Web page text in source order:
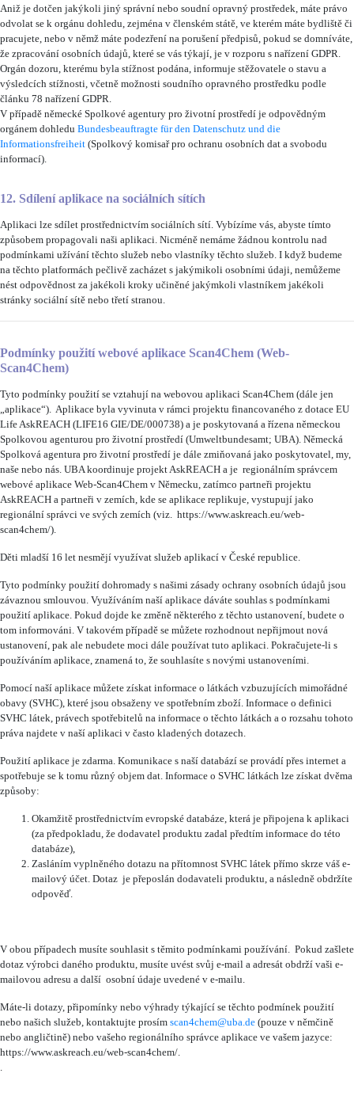
Aniž je dotčen jakýkoli jiný správní nebo soudní opravný prostředek, máte právo
odvolat se k orgánu dohledu, zejména v členském státě, ve kterém máte bydliště či
pracujete, nebo v němž máte podezření na porušení předpisů, pokud se domníváte,
že zpracování osobních údajů, které se vás týkají, je v rozporu s nařízení GDPR.
Orgán dozoru, kterému byla stížnost podána, informuje stěžovatele o stavu a
výsledcích stížnosti, včetně možnosti soudního opravného prostředku podle
článku 78 nařízení GDPR.
V případě německé Spolkové agentury pro životní prostředí je odpovědným
orgánem dohledu Bundesbeauftragte für den Datenschutz und die
Informationsfreiheit (Spolkový komisař pro ochranu osobních dat a svobodu
informací).
12. Sdílení aplikace na sociálních sítích
Aplikaci lze sdílet prostřednictvím sociálních sítí. Vybízíme vás, abyste tímto
způsobem propagovali naši aplikaci. Nicméně nemáme žádnou kontrolu nad
podmínkami užívání těchto služeb nebo vlastníky těchto služeb. I když budeme
na těchto platformách pečlivě zacházet s jakýmikoli osobními údaji, nemůžeme
nést odpovědnost za jakékoli kroky učiněné jakýmkoli vlastníkem jakékoli
stránky sociální sítě nebo třetí stranou.
Podmínky použití webové aplikace Scan4Chem (Web-
Scan4Chem)
Tyto podmínky použití se vztahují na webovou aplikaci Scan4Chem (dále jen
„aplikace“). Aplikace byla vyvinuta v rámci projektu financovaného z dotace EU
Life AskREACH (LIFE16 GIE/DE/000738) a je poskytovaná a řízena německou
Spolkovou agenturou pro životní prostředí (Umweltbundesamt; UBA). Německá
Spolková agentura pro životní prostředí je dále zmiňovaná jako poskytovatel, my,
naše nebo nás. UBA koordinuje projekt AskREACH a je regionálním správcem
webové aplikace Web-Scan4Chem v Německu, zatímco partneři projektu
AskREACH a partneři v zemích, kde se aplikace replikuje, vystupují jako
regionální správci ve svých zemích (viz. https://www.askreach.eu/web-
scan4chem/).
Děti mladší 16 let nesmějí využívat služeb aplikací v České republice.
Tyto podmínky použití dohromady s našimi zásady ochrany osobních údajů jsou
závaznou smlouvou. Využíváním naší aplikace dáváte souhlas s podmínkami
použití aplikace. Pokud dojde ke změně některého z těchto ustanovení, budete o
tom informováni. V takovém případě se můžete rozhodnout nepřijmout nová
ustanovení, pak ale nebudete moci dále používat tuto aplikaci. Pokračujete-li s
používáním aplikace, znamená to, že souhlasíte s novými ustanoveními.
Pomocí naší aplikace můžete získat informace o látkách vzbuzujících mimořádné
obavy (SVHC), které jsou obsaženy ve spotřebním zboží. Informace o definici
SVHC látek, právech spotřebitelů na informace o těchto látkách a o rozsahu tohoto
práva najdete v naší aplikaci v často kladených dotazech.
Použití aplikace je zdarma. Komunikace s naší databází se provádí přes internet a
spotřebuje se k tomu různý objem dat. Informace o SVHC látkách lze získat dvěma
způsoby:
Okamžitě prostřednictvím evropské databáze, která je připojena k aplikaci
(za předpokladu, že dodavatel produktu zadal předtím informace do této
databáze),
Zasláním vyplněného dotazu na přítomnost SVHC látek přímo skrze váš e-
mailový účet. Dotaz je přeposlán dodavateli produktu, a následně obdržíte
odpověď.
V obou případech musíte souhlasit s těmito podmínkami používání. Pokud zašlete
dotaz výrobci daného produktu, musíte uvést svůj e-mail a adresát obdrží vaši e-
mailovou adresu a další osobní údaje uvedené v e-mailu.
Máte-li dotazy, připomínky nebo výhrady týkající se těchto podmínek použití
nebo našich služeb, kontaktujte prosím scan4chem@uba.de (pouze v němčině
nebo angličtině) nebo vašeho regionálního správce aplikace ve vašem jazyce:
https://www.askreach.eu/web-scan4chem/.
.